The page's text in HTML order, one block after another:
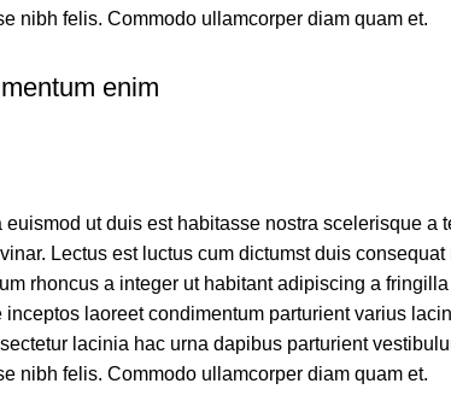
nibh felis. Commodo ullamcorper diam quam et.
enim
euismod ut duis est habitasse nostra scelerisque
Lectus est luctus cum dictumst duis
rhoncus a integer ut habitant adipiscing a
inceptos laoreet condimentum parturient varius
lacinia hac urna dapibus parturient
nibh felis. Commodo ullamcorper diam quam et.